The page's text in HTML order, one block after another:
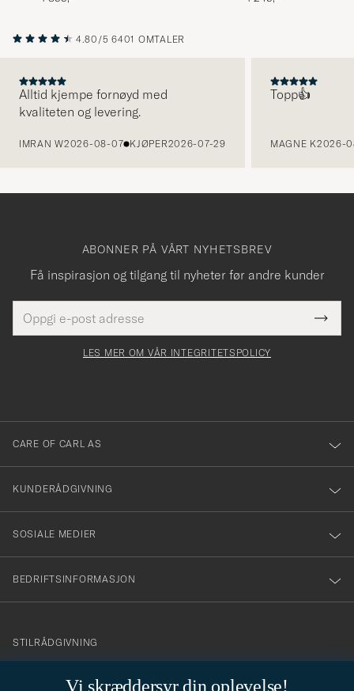
4.80/5 6401 OMTALER
Alltid kjempe fornøyd med
kvaliteten og levering.
IMRAN W2026-08-07 KJØPER2026-07-29
Topp👍
MAGNE K2026-
Vi skræddersyr din oplevelse!
ABONNER PÅ VÅRT NYHETSBREV
Få inspirasjon og tilgang til nyheter før andre kunder
postadresse
felt
Tack
för
dig
till
vårt
nyhetsbrev!
LES MER OM VÅR INTEGRITETSPOLICY
CARE OF CARL AS
KUNDERÅDGIVNING
SOSIALE MEDIER
BEDRIFTSINFORMASJON
info@careofcarl.no
STILRÅDGIVNING